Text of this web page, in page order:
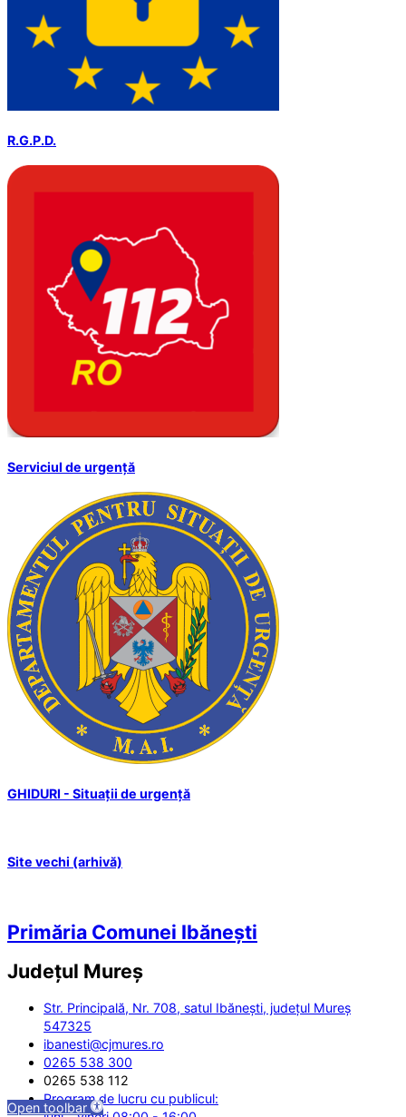
R.G.P.D.
Serviciul de urgență
GHIDURI - Situații de urgență
Site vechi (arhivă)
Primăria Comunei Ibănești
Județul Mureș
Str. Principală, Nr. 708, satul Ibănești, județul Mureș
547325
ibanesti@cjmures.ro
0265 538 300
0265 538 112
Program de lucru cu publicul:
Open toolbar